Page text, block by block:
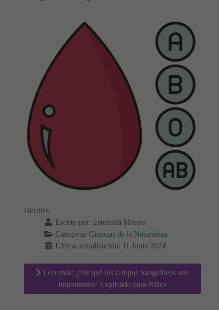
Detalles
Escrito por: Estefanía Morera
Categoría: Ciencias de la Naturaleza
Última actualización: 11 Junio 2024
Leer más: ¿Por qué los Grupos Sanguíneos son
Importantes? Explicado para Niños